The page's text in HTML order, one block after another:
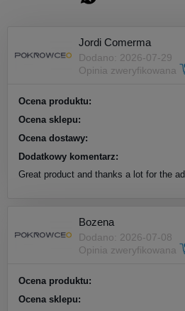
Jordi Comerma
Dodano: 2026-07-29
Opinia zweryfikowana
Ocena produktu:
Ocena sklepu:
Ocena dostawy:
Dodatkowy komentarz:
Great product and thanks a lot for the
Bozena
Dodano: 2026-07-08
Opinia zweryfikowana
Ocena produktu:
Ocena sklepu: